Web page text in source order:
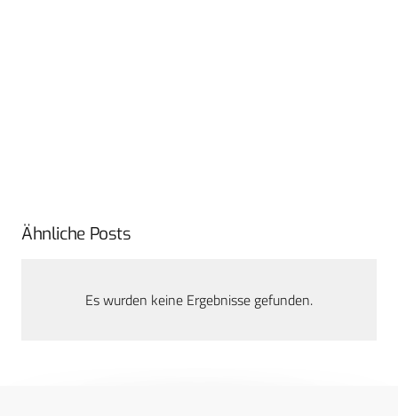
Ähnliche Posts
Es wurden keine Ergebnisse gefunden.